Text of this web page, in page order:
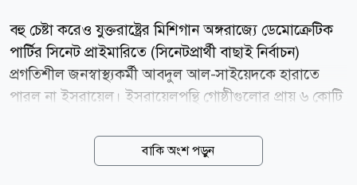
বহু চেষ্টা করেও যুক্তরাষ্ট্রের মিশিগান অঙ্গরাজ্যে ডেমোক্রেটিক
পার্টির সিনেট প্রাইমারিতে (সিনেটপ্রার্থী বাছাই নির্বাচন)
প্রগতিশীল জনস্বাস্থ্যকর্মী আবদুল আল-সাইয়েদকে হারাতে
পারল না ইসরায়েল। ইসরায়েলপন্থি গোষ্ঠীগুলোর প্রায় ৬ কোটি
আঙুল দেখিয়ে ঐতিহাসিক মনোনয়ন লাভ করেছেন আল-
সাইয়েদ। বুধবার (০৫ আগস্ট) বিভিন্ন সংবাদমাধ্যমের
বাকি অংশ পড়ুন